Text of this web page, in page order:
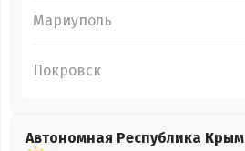
Мариуполь
Покровск
Автономная Республика Крым